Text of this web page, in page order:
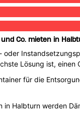
Co. mieten in
oder
Lösung ist,
für die
Halbturn werden